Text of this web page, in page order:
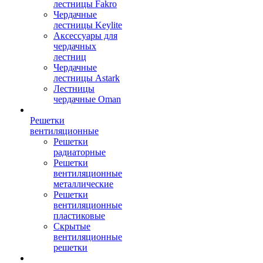
лестницы Fakro
Чердачные
лестницы Keylite
Аксессуары для
чердачных
лестниц
Чердачные
лестницы Astark
Лестницы
чердачные Oman
Решетки
вентиляционные
Решетки
радиаторные
Решетки
вентиляционные
металлические
Решетки
вентиляционные
пластиковые
Скрытые
вентиляционные
решетки